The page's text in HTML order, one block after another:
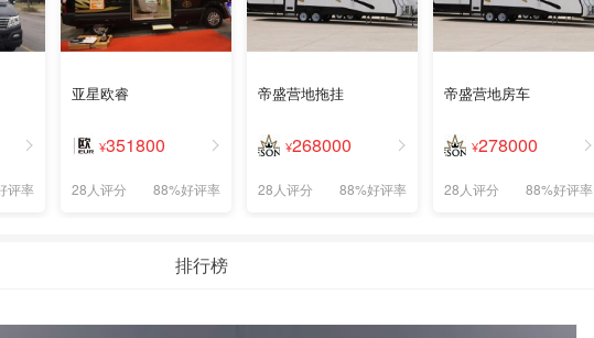
评率
亚星欧睿
¥351800
88%好评率
28人评分
帝盛营地拖挂
¥268000
88%好评率
28人评分
帝盛营地房车
¥278000
88%好评率
28人评分
排行榜